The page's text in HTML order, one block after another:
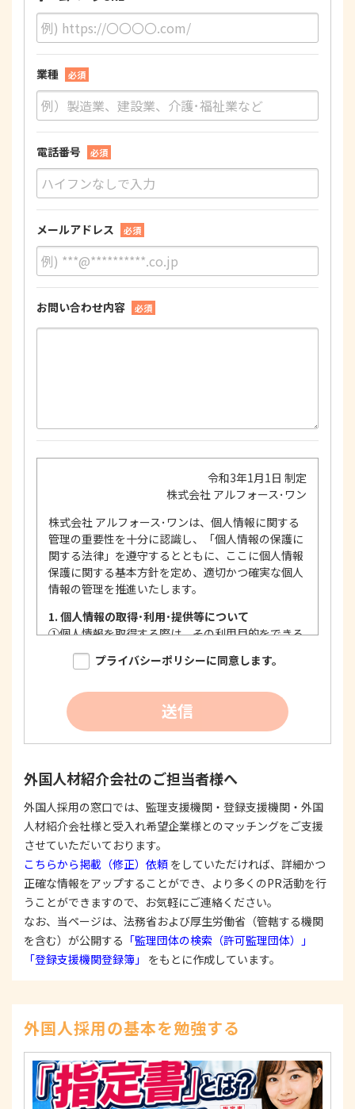
業種 必須
電話番号 必須
メールアドレス 必須
お問い合わせ内容 必須
令和3年1月1日 制定
株式会社 アルフォース･ワン
株式会社 アルフォース･ワンは、個人情報に関する
管理の重要性を十分に認識し、「個人情報の保護に
関する法律」を遵守するとともに、ここに個人情報
保護に関する基本方針を定め、適切かつ確実な個人
情報の管理を推進いたします。
1. 個人情報の取得･利用･提供等について
①個人情報を取得する際は、その利用目的をできる
限り明確に特定し、その目的達成に必要な限度に
おいて適法かつ公正な手段を用い、同意を得て取
個人情報を利用する際は、本人に明示、通知、ま
たは公表した利用目的の範囲内に限定し、それに
反する目的外利用を行なわないための措置を講じ
する際は、本人が同意を与えた利用目的の範囲内
で、適法にこれを行います。
2. 安全対策の実施について
個人情報の正確性およびその利用の安全性を確保す
るため、情報セキュリティ対策を始めとする安全措
置を構築し、個人情報への不正アクセス、個人情報
の漏洩、滅失または毀損等の的確な防止とセキュリ
ティの是正に努めます。
3. 苦情および相談等に対する適正な対応について
本人からの苦情および相談があった場合には、適切
示、訂正、削除、または利用もしくは提供の停止等
を求められたときは、適法かつ遅滞なく応じます。
4. 法令・指針・規範の遵守について
適正な個人情報保護の実現のため、個人情報の取扱
いに関する法令、国が定める指針およびその他の規
範を遵守します。
プライバシーポリシーに同意します。
送信
外国人材紹介会社のご担当者様へ
外国人採用の窓口では、監理支援機関・登録支援機関・外国
人材紹介会社様と受入れ希望企業様とのマッチングをご支援
させていただいております。
こちらから掲載（修正）依頼 をしていただければ、詳細かつ
正確な情報をアップすることができ、より多くのPR活動を行
うことができますので、お気軽にご連絡ください。
なお、当ページは、法務省および厚生労働省（管轄する機関
を含む）が公開する 「監理団体の検索（許可監理団体）」
「登録支援機関登録簿」
をもとに作成しています。
外国人採用の基本を勉強する